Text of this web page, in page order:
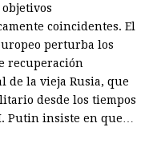
coincidentes. El
perturba los
recuperación
de la vieja Rusia, que
desde los tiempos
Putin insiste en que…